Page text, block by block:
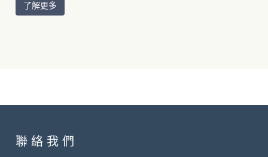
了解更多
聯 絡 我 們